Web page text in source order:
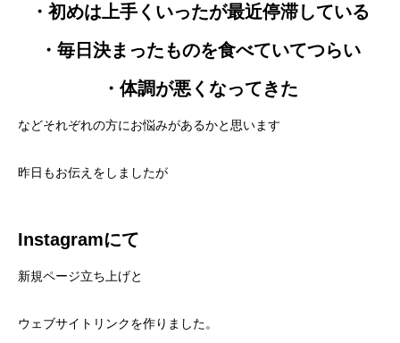
・初めは上手くいったが最近停滞している
・毎日決まったものを食べていてつらい
・体調が悪くなってきた
などそれぞれの方にお悩みがあるかと思います
昨日もお伝えをしましたが
Instagramにて
新規ページ立ち上げと
ウェブサイトリンクを作りました。